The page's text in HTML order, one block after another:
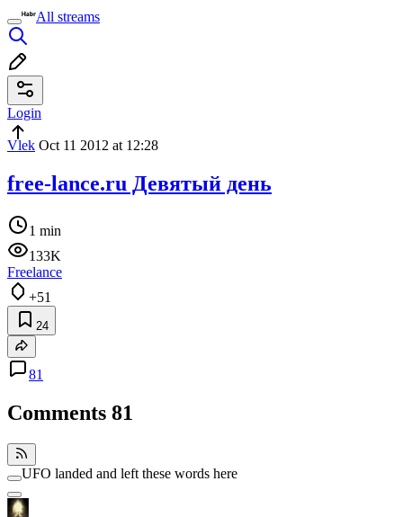
All streams
Login
Vlek Oct 11 2012 at 12:28
free-lance.ru Девятый день
1 min
133K
Freelance
+51
24
81
Comments 81
UFO landed and left these words here